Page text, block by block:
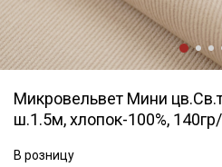
Микровельвет Мини
ш.1.5м, хлопок-100%,
В розницу